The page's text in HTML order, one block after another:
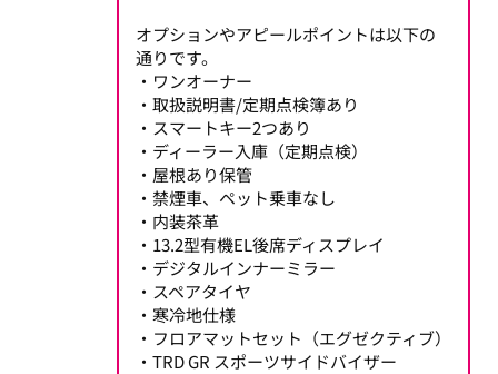
オプションやアピールポイントは以下の
通りです。
・ワンオーナー
・取扱説明書/定期点検簿あり
・スマートキー2つあり
・ディーラー入庫（定期点検）
・屋根あり保管
・禁煙車、ペット乗車なし
・内装茶革
・13.2型有機EL後席ディスプレイ
・デジタルインナーミラー
・スペアタイヤ
・寒冷地仕様
・フロアマットセット（エグゼクティブ）
・TRD GR スポーツサイドバイザー